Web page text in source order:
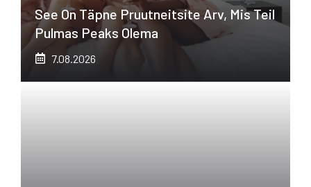
See On Täpne Pruutneitsite Arv, Mis Teil
Pulmas Peaks Olema
7.08.2026